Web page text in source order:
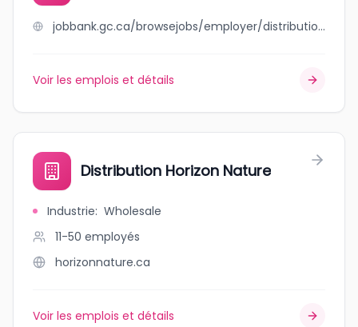
jobbank.gc.ca/browsejobs/employer/distribution+dsf+inc/ca
Voir les emplois et détails
Distribution Horizon Nature
Industrie: Wholesale
11-50 employés
horizonnature.ca
Voir les emplois et détails